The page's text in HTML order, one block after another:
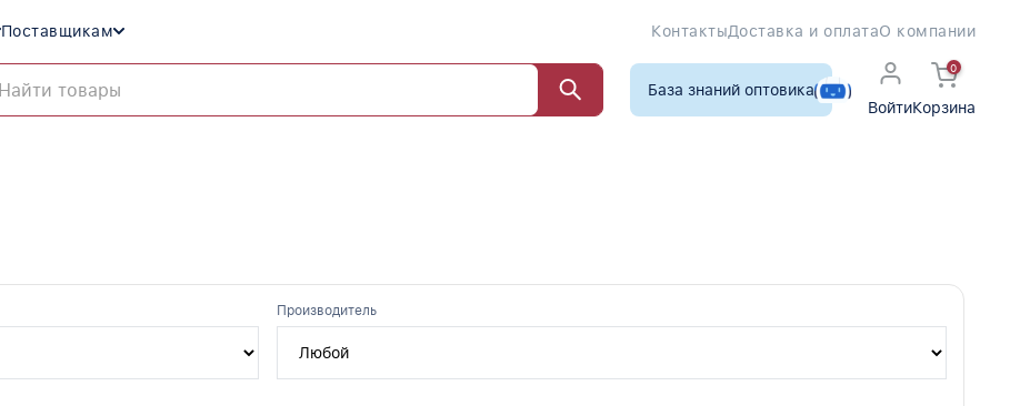
Поставщикам КонтактыДоставка и оплатаО компании
База знаний оптовика
Войти
0
Корзина
Производитель